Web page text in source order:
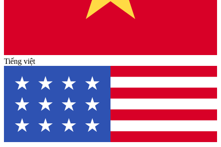
Tiếng việt